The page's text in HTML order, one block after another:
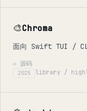
🎨Chroma
面向 Swift TUI / CLI
⟐ 源码
2025 library /